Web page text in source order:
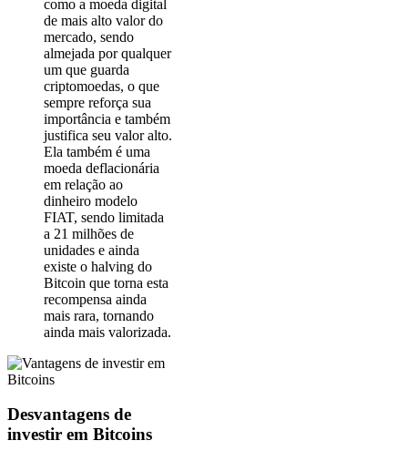
como a moeda digital
de mais alto valor do
mercado, sendo
almejada por qualquer
um que guarda
criptomoedas, o que
sempre reforça sua
importância e também
justifica seu valor alto.
Ela também é uma
moeda deflacionária
em relação ao
dinheiro modelo
FIAT, sendo limitada
a 21 milhões de
unidades e ainda
existe o halving do
Bitcoin que torna esta
recompensa ainda
mais rara, tornando
ainda mais valorizada.
Desvantagens de
investir em Bitcoins